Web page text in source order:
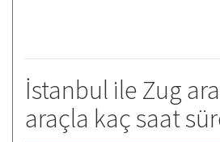
İstanbul ile Zug
araçla kaç saat